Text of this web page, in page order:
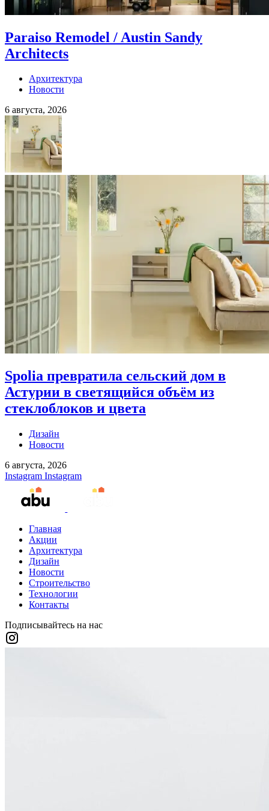
Paraiso Remodel / Austin Sandy
Architects
Архитектура
Новости
6 августа, 2026
Spolia превратила сельский дом в
Астурии в светящийся объём из
стеклоблоков и цвета
Дизайн
Новости
6 августа, 2026
Instagram Instagram
Главная
Акции
Архитектура
Дизайн
Новости
Строительство
Технологии
Контакты
Подписывайтесь на нас